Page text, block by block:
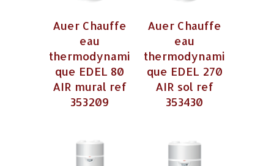
Auer Chauffe
eau
thermodynami
que EDEL 80
AIR mural ref
353209
Auer Chauffe
eau
thermodynami
que EDEL 270
AIR sol ref
353430